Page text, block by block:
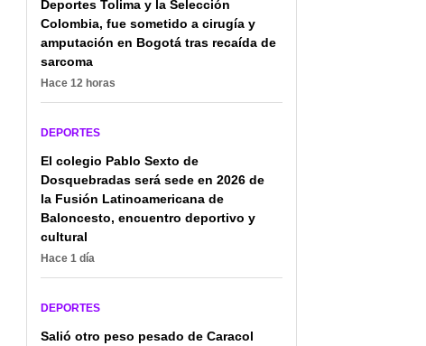
Deportes Tolima y la Selección
Colombia, fue sometido a cirugía y
amputación en Bogotá tras recaída de
sarcoma
Hace 12 horas
DEPORTES
El colegio Pablo Sexto de
Dosquebradas será sede en 2026 de
la Fusión Latinoamericana de
Baloncesto, encuentro deportivo y
cultural
Hace 1 día
DEPORTES
Salió otro peso pesado de Caracol